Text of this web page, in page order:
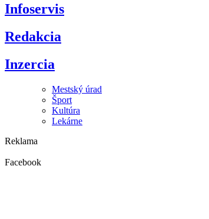
Infoservis
Redakcia
Inzercia
Mestský úrad
Šport
Kultúra
Lekárne
Reklama
Facebook